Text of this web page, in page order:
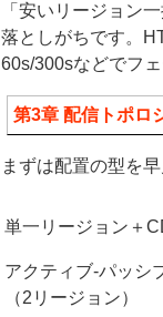
「安いリージョン
落としがちです。
60s/300sなどでフ
第3章 配信トポロ
まずは配置の型を
単一リージョン＋
アクティブ-パッシ
（2リージョン）